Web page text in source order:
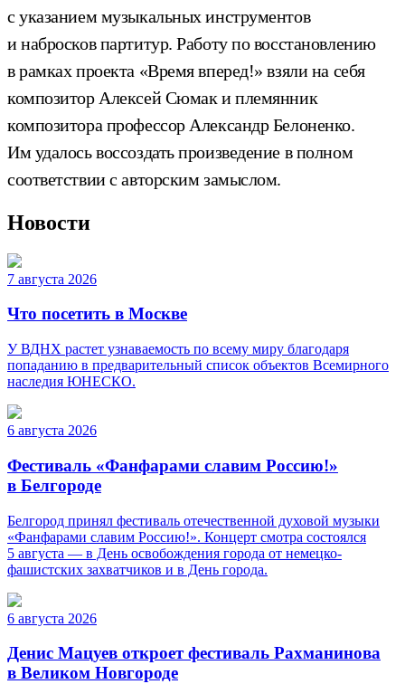
с указанием музыкальных инструментов
и набросков партитур. Работу по восстановлению
в рамках проекта «Время вперед!» взяли на себя
композитор Алексей Сюмак и племянник
композитора профессор Александр Белоненко.
Им удалось воссоздать произведение в полном
соответствии с авторским замыслом.
Новости
7 августа 2026
Что посетить в Москве
У ВДНХ растет узнаваемость по всему миру благодаря
попаданию в предварительный список объектов Всемирного
наследия ЮНЕСКО.
6 августа 2026
Фестиваль «Фанфарами славим Россию!»
в Белгороде
Белгород принял фестиваль отечественной духовой музыки
«Фанфарами славим Россию!». Концерт смотра состоялся
5 августа — в День освобождения города от немецко-
фашистских захватчиков и в День города.
6 августа 2026
Денис Мацуев откроет фестиваль Рахманинова
в Великом Новгороде